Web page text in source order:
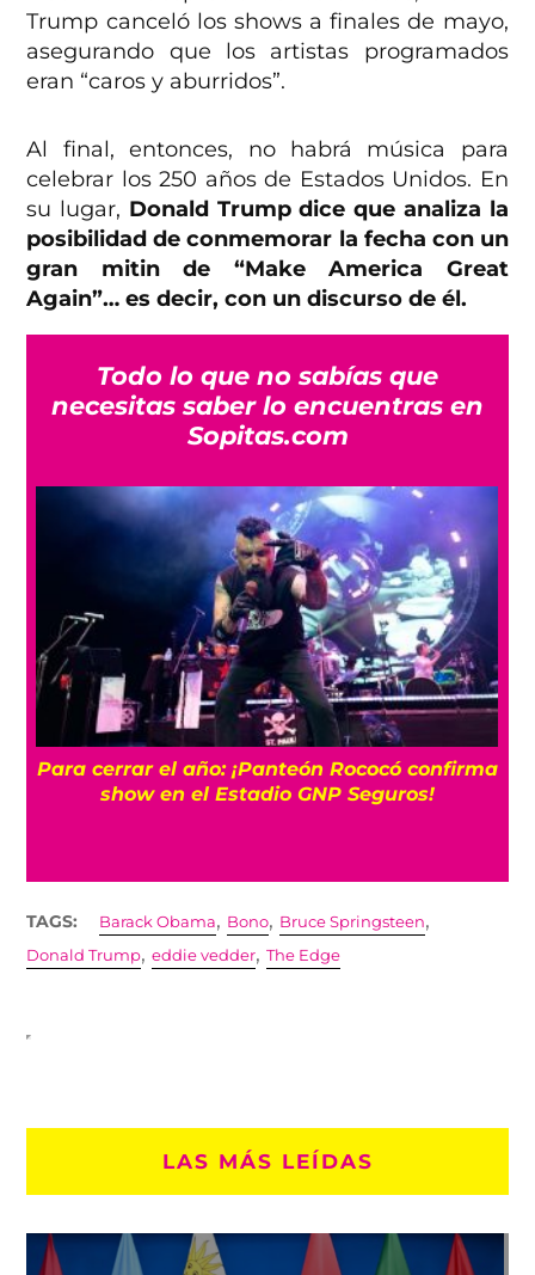
Trump canceló los shows a finales de mayo,
asegurando que los artistas programados
eran “caros y aburridos”.
Al final, entonces, no habrá música para
celebrar los 250 años de Estados Unidos. En
su lugar, Donald Trump dice que analiza la
posibilidad de conmemorar la fecha con un
gran mitin de “Make America Great
Again”… es decir, con un discurso de él.
Todo lo que no sabías que
necesitas saber lo encuentras en
Sopitas.com
Para cerrar el año: ¡Panteón Rococó confirma
show en el Estadio GNP Seguros!
TAGS: Barack Obama, Bono, Bruce Springsteen,
Donald Trump,eddie vedder,The Edge
LAS MÁS LEÍDAS